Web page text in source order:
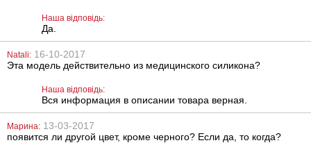
Антисептик для
місцевого
застосування
Лінкомістін
(0,1% водний
мірамістину) в
спреї, 250 мл
486
Bullet Long 10
370
Наша відповідь:
Да.
Natali: 16-10-2017
Эта модель действительно из медицинского силикона?
Наша відповідь:
Вся информация в описании товара верная.
Марина: 13-03-2017
появится ли другой цвет, кроме черного? Если да, то когда?